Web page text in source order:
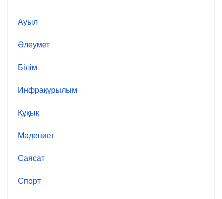
Ауыл
Әлеумет
Білім
Инфрақұрылым
Құқық
Мәдениет
Саясат
Спорт